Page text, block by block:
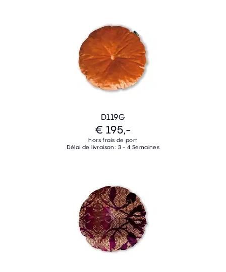
D119G
€ 195,-
hors frais de port
Délai de livraison: 3 - 4 Semaines